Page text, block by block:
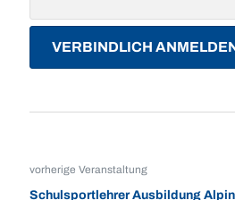
VERBINDLICH
vorherige Veranstaltung
Schulsportlehrer Ausbildung Alpin